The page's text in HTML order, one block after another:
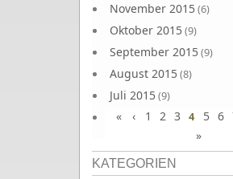
November 2015(6)
Oktober 2015(9)
September 2015(9)
August 2015(8)
Juli 2015(9)
Juni 2015(9)
« ‹ 1 2 3 4 5 6
»
KATEGORIEN